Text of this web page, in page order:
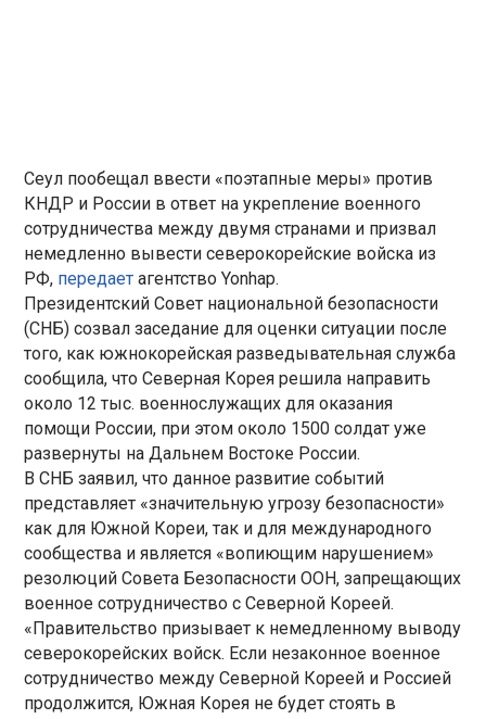
Сеул пообещал ввести «поэтапные меры» против
КНДР и России в ответ на укрепление военного
сотрудничества между двумя странами и призвал
немедленно вывести северокорейские войска из
РФ, передаетагентство Yonhap.
Президентский Совет национальной безопасности
(СНБ) созвал заседание для оценки ситуации после
того, как южнокорейская разведывательная служба
сообщила, что Северная Корея решила направить
около 12 тыс. военнослужащих для оказания
помощи России, при этом около 1500 солдат уже
развернуты на Дальнем Востоке России.
В СНБ заявил, что данное развитие событий
представляет «значительную угрозу безопасности»
как для Южной Кореи, так и для международного
сообщества и является «вопиющим нарушением»
резолюций Совета Безопасности ООН, запрещающих
военное сотрудничество с Северной Кореей.
«Правительство призывает к немедленному выводу
северокорейских войск. Если незаконное военное
сотрудничество между Северной Кореей и Россией
продолжится, Южная Корея не будет стоять в